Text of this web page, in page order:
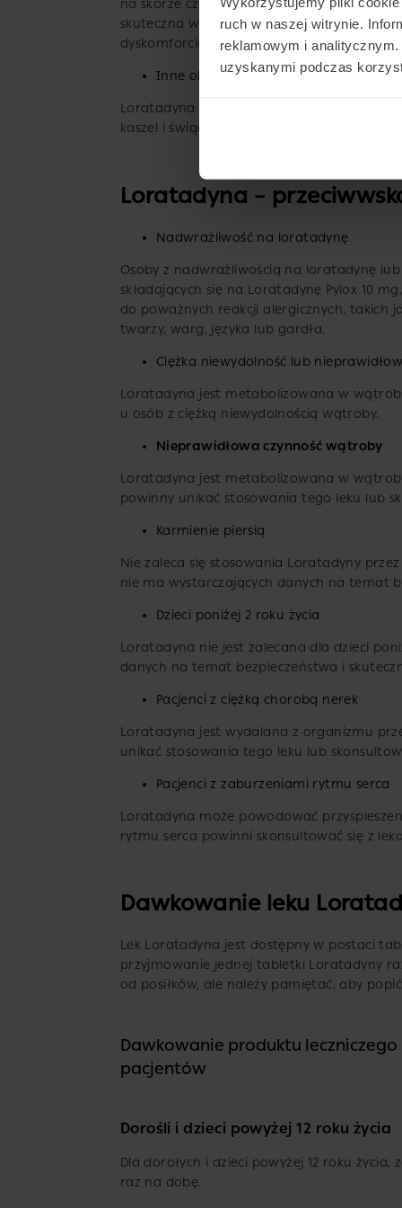
ruch w naszej witrynie.
reklamowym i
uzyskanymi podczas
na skórze czerwonych, podwyższonych
skuteczna w łagodzeniu tych objawów,
dyskomforcie.
Inne objawy alergii
Loratadyna może również wspomóc
kaszel i świąd oczu.
Loratadyna –
Nadwrażliwość na loratadynę
Osoby z nadwrażliwością na loratadynę
składających się na Loratadynę Pylox 10
do poważnych reakcji alergicznych, takich
twarzy, warg, języka lub gardła.
Ciężka niewydolność lub
Loratadyna jest metabolizowana w
u osób z ciężką niewydolnością wątroby.
Nieprawidłowa czynność wątroby
Loratadyna jest metabolizowana w
powinny unikać stosowania tego leku lub
Karmienie piersią
Nie zaleca się stosowania Loratadyny
nie ma wystarczających danych na temat
Dzieci poniżej 2 roku życia
Loratadyna nie jest zalecana dla dzieci
danych na temat bezpieczeństwa i
Pacjenci z ciężką chorobą nerek
Loratadyna jest wydalana z organizmu
unikać stosowania tego leku lub
Pacjenci z zaburzeniami rytmu serca
Loratadyna może powodować
rytmu serca powinni skonsultować się z
Dawkowanie leku
Lek Loratadyna jest dostępny w postaci
przyjmowanie jednej tabletki Loratadyny
od posiłków, ale należy pamiętać, aby
Dawkowanie produktu
pacjentów
Dorośli i dzieci powyżej 12 roku życia
Dla dorołych i dzieci powyżej 12 roku
raz na dobę.